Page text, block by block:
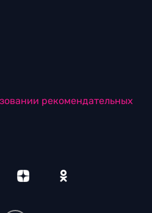
рекомендательных